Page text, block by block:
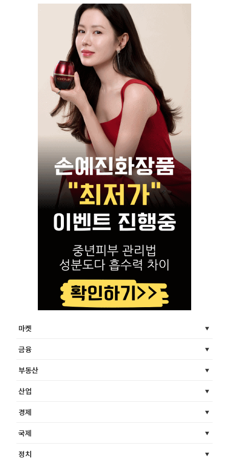
마켓
금융
부동산
산업
경제
국제
정치